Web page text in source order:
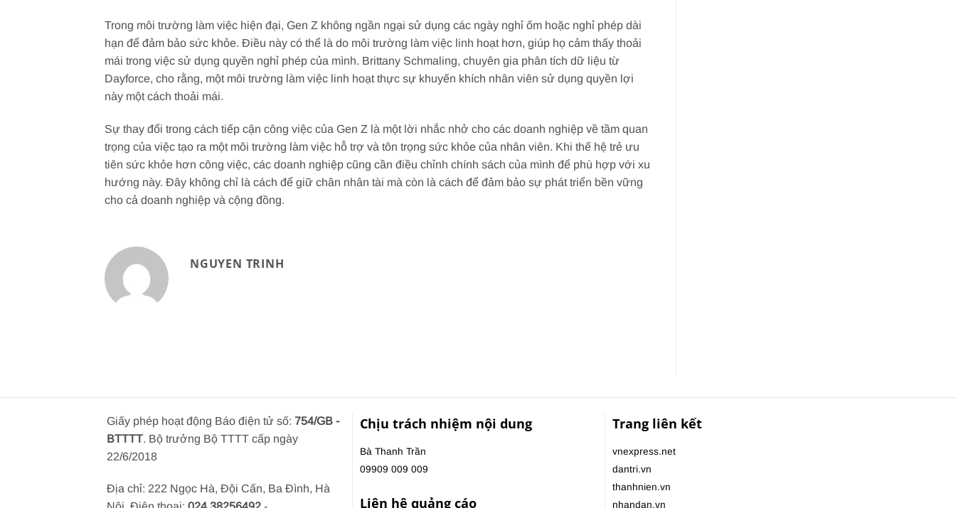
Trong môi trường làm việc hiện đại, Gen Z không ngần ngại sử dụng các ngày nghỉ ốm hoặc nghỉ phép dài
hạn để đảm bảo sức khỏe. Điều này có thể là do môi trường làm việc linh hoạt hơn, giúp họ cảm thấy thoải
mái trong việc sử dụng quyền nghỉ phép của mình. Brittany Schmaling, chuyên gia phân tích dữ liệu từ
Dayforce, cho rằng, một môi trường làm việc linh hoạt thực sự khuyến khích nhân viên sử dụng quyền lợi
này một cách thoải mái.
Sự thay đổi trong cách tiếp cận công việc của Gen Z là một lời nhắc nhở cho các doanh nghiệp về tầm quan
trọng của việc tạo ra một môi trường làm việc hỗ trợ và tôn trọng sức khỏe của nhân viên. Khi thế hệ trẻ ưu
tiên sức khỏe hơn công việc, các doanh nghiệp cũng cần điều chỉnh chính sách của mình để phù hợp với xu
hướng này. Đây không chỉ là cách để giữ chân nhân tài mà còn là cách để đảm bảo sự phát triển bền vững
cho cả doanh nghiệp và cộng đồng.
NGUYEN TRINH
Giấy phép hoạt động Báo điện tử số: 754/GB -
BTTTT. Bộ trưởng Bộ TTTT cấp ngày
22/6/2018
Địa chỉ: 222 Ngọc Hà, Đội Cấn, Ba Đình, Hà
Chịu trách nhiệm nội dung
Bà Thanh Trần
09909 009 009
Liên hệ quảng cáo
Trang liên kết
vnexpress.net
dantri.vn
thanhnien.vn
nhandan.vn